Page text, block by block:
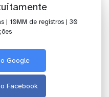
| 10MM de registros | 30
Google
Facebook